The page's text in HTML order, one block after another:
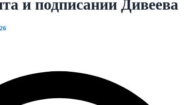
и подписании Дивеева